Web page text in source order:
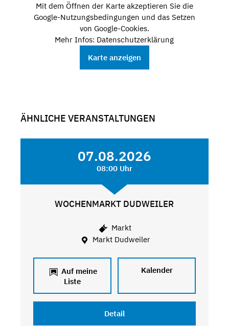
Mit dem Öffnen der Karte akzeptieren Sie die
Google-Nutzungsbedingungen und das Setzen
von Google-Cookies.
Mehr Infos: Datenschutzerklärung
Karte anzeigen
ÄHNLICHE VERANSTALTUNGEN
07.08.2026
08:00 Uhr
WOCHENMARKT DUDWEILER
Markt
Markt Dudweiler
Auf meine
Liste
Kalender
Detail